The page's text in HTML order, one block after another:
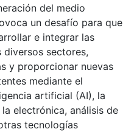
del medio
un desafío para que
e integrar las
sectores,
y proporcionar nuevas
mediante el
artificial (AI), la
electrónica, análisis de
tecnologías